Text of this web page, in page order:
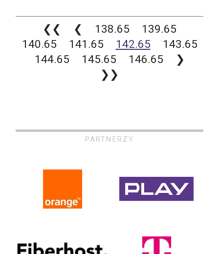
❮❮ ❮ 138.65
139.65
140.65
141.65 142.65
143.65
144.65
145.65 146.65
❯
❯❯
PARTNERZY